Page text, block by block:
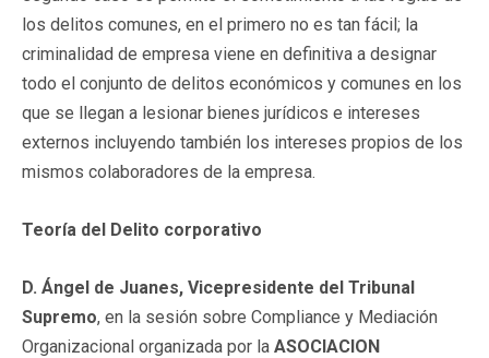
los delitos comunes, en el primero no es tan fácil; la
criminalidad de empresa viene en definitiva a designar
todo el conjunto de delitos económicos y comunes en los
que se llegan a lesionar bienes jurídicos e intereses
externos incluyendo también los intereses propios de los
mismos colaboradores de la empresa.
Teoría del Delito corporativo
D. Ángel de Juanes, Vicepresidente del Tribunal
Supremo, en la sesión sobre Compliance y Mediación
Organizacional organizada por la ASOCIACION